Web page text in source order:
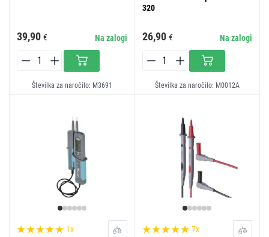
39,90 € Na zalogi
Številka za naročilo: M3691
320
26,90 € Na zalogi
Številka za naročilo: M0012A
1x 7x